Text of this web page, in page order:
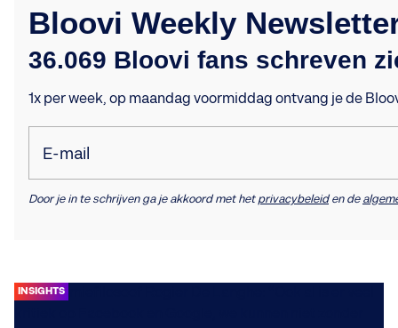
Bloovi Weekly
36.069 Bloovi fans schreven
1x per week, op maandag voormiddag ontvang je de
E-mail
Door je in te schrijven ga je akkoord met hetprivacybeleiden de
INSIGHTS